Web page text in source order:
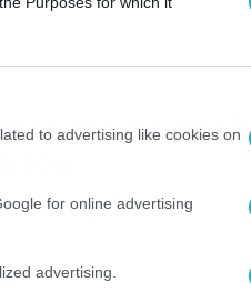
to advertising like cookies on
for online advertising
advertising.
από τον ΣΚΑΪ!
είναι ποτέ ξανά ίδια… Ο
για το Ευρωκοινοβούλιο,
Και ο χορός των ονομάτων
νέας τηλεοπτικής περιόδου